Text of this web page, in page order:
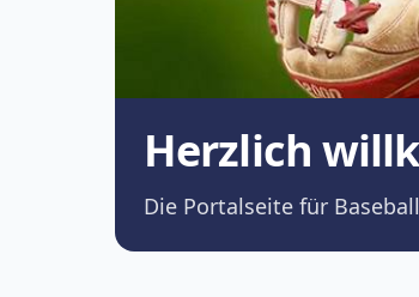
Herzlich
Die Portalseite für